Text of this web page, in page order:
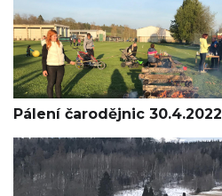
Pálení čarodějnic 30.4.2022